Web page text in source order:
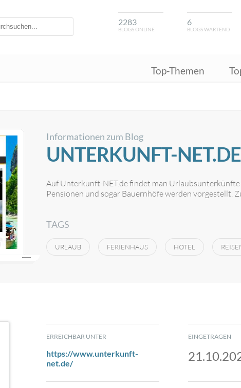
2283
BLOGS ONLINE
6
BLOGS WARTEND
Top-Themen
Informationen zum Blog
UNTERKUNFT-NET.DE
Auf Unterkunft-NET.de findet man
Pensionen und sogar Bauernhöfe werden vorgestellt.
TAGS
URLAUB FERIENHAUS HOTEL
ERREICHBAR UNTER
https://www.unterkunft-
net.de/
EINGETRAGEN